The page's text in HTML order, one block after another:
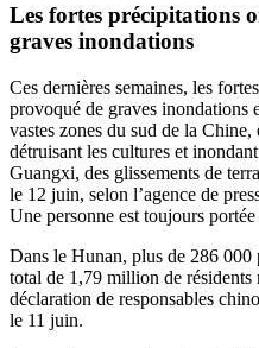
Les fortes précipitations
graves inondations
Ces dernières semaines, les
provoqué de graves inondations
vastes zones du sud de la
détruisant les cultures et
Guangxi, des glissements de
le 12 juin, selon l’agence de
Une personne est toujours
Dans le Hunan, plus de 286 000
total de 1,79 million de résidents
déclaration de responsables
le 11 juin.